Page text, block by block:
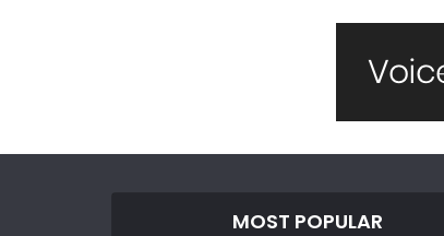
MOST POPULAR